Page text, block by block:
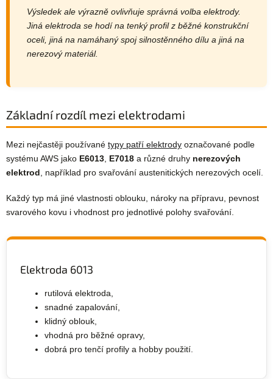
Výsledek ale výrazně ovlivňuje správná volba elektrody.
Jiná elektroda se hodí na tenký profil z běžné konstrukční
oceli, jiná na namáhaný spoj silnostěnného dílu a jiná na
nerezový materiál.
Základní rozdíl mezi elektrodami
Mezi nejčastěji používané typy patří elektrody označované podle
systému AWS jako E6013, E7018 a různé druhy nerezových
elektrod, například pro svařování austenitických nerezových ocelí.
Každý typ má jiné vlastnosti oblouku, nároky na přípravu, pevnost
svarového kovu i vhodnost pro jednotlivé polohy svařování.
Elektroda 6013
rutilová elektroda,
snadné zapalování,
klidný oblouk,
vhodná pro běžné opravy,
dobrá pro tenčí profily a hobby použití.